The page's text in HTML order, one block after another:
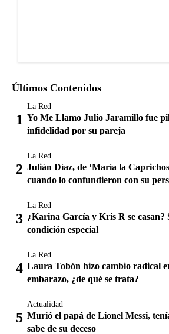
Últimos Contenidos
La Red
Yo Me Llamo Julio Jaramillo fue
infidelidad por su pareja
La Red
Julián Díaz, de ‘María la
cuando lo confundieron con su
La Red
¿Karina García y Kris R se casan?
condición especial
La Red
Laura Tobón hizo cambio radical
embarazo, ¿de qué se trata?
Actualidad
Murió el papá de Lionel Messi,
sabe de su deceso